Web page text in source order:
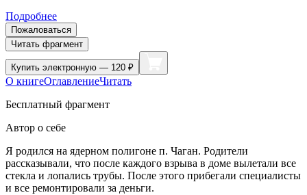
Подробнее
Пожаловаться
Читать фрагмент
Купить электронную — 120 ₽
О книгеОглавлениеЧитать
Бесплатный фрагмент
Автор о себе
Я родился на ядерном полигоне п. Чаган. Родители
рассказывали, что после каждого взрыва в доме вылетали все
стекла и лопались трубы. После этого прибегали специалисты
и все ремонтировали за деньги.